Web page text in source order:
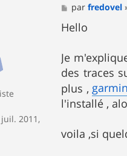
2011,
M
e
s
s
g
e
parfredovel
Hello
Je
des traces
plus , garmin
l'installé ,
voila ,si